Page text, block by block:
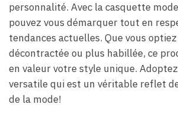
personnalité. Avec la casquette
pouvez vous démarquer tout en
tendances actuelles. Que vous
décontractée ou plus habillée, ce
en valeur votre style unique.
versatile qui est un véritable reflet
de la mode!